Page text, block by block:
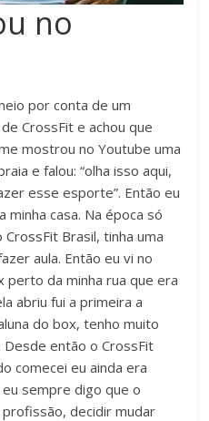
no
por conta de um
CrossFit e achou que
mostrou no Youtube uma
e falou: “olha isso aqui,
esse esporte”. Então eu
casa. Na época só
Brasil, tinha uma
aula. Então eu vi no
perto da minha rua que era
abriu fui a primeira a
do box, tenho muito
então o CrossFit
comecei eu ainda era
sempre digo que o
decidir mudar